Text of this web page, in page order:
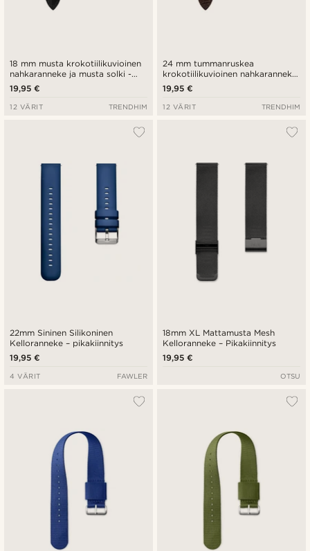
18 mm musta krokotiilikuvioinen
nahkaranneke ja musta solki -
pikalukitus
19,95 €
12 VÄRIT TRENDHIM
24 mm tummanruskea
krokotiilikuvioinen nahkaranneke
ja musta solki - pikalukitus
19,95 €
12 VÄRIT TRENDHIM
22mm Sininen Silikoninen
Kelloranneke – pikakiinnitys
19,95 €
4 VÄRIT FAWLER
18mm XL Mattamusta Mesh
Kelloranneke – Pikakiinnitys
19,95 €
OTSU